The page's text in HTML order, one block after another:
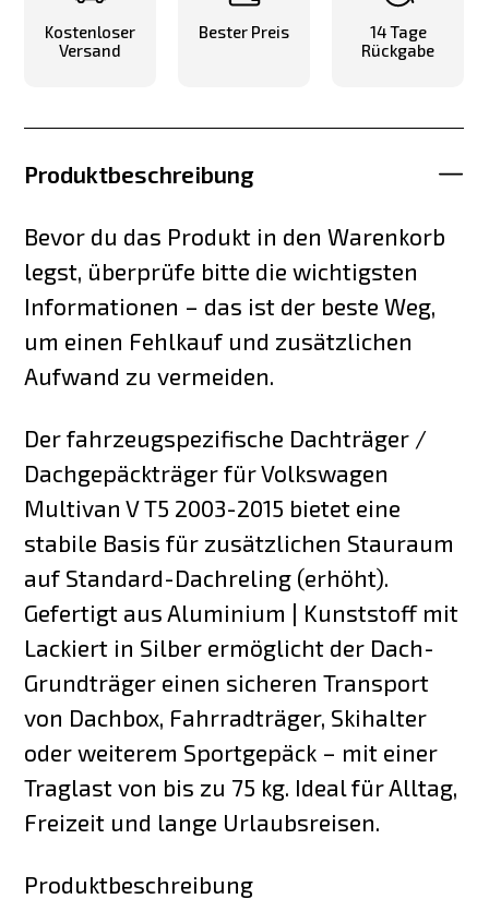
Kostenloser
Versand
Bester Preis
14 Tage
Rückgabe
Produktbeschreibung
Bevor du das Produkt in den Warenkorb
legst, überprüfe bitte die wichtigsten
Informationen – das ist der beste Weg,
um einen Fehlkauf und zusätzlichen
Aufwand zu vermeiden.
Der fahrzeugspezifische Dachträger /
Dachgepäckträger für Volkswagen
Multivan V T5 2003-2015 bietet eine
stabile Basis für zusätzlichen Stauraum
auf Standard-Dachreling (erhöht).
Gefertigt aus Aluminium | Kunststoff mit
Lackiert in Silber ermöglicht der Dach-
Grundträger einen sicheren Transport
von Dachbox, Fahrradträger, Skihalter
oder weiterem Sportgepäck – mit einer
Traglast von bis zu 75 kg. Ideal für Alltag,
Freizeit und lange Urlaubsreisen.
Produktbeschreibung